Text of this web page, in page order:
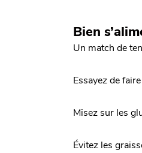
Bien
Un match de
Essayez de
Misez sur les
Évitez les